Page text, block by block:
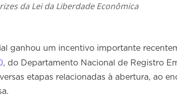
da Lei da Liberdade Econômica
ganhou um incentivo importante
, do Departamento Nacional de Registro
etapas relacionadas à abertura, ao